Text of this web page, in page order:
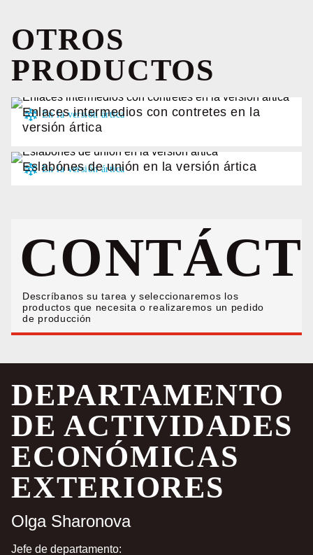
OTROS
PRODUCTOS
Enlaces intermedios con contretes en la
versión ártica
Eslabónes de unión en la versión ártica
Descríbanos su tarea y seleccionaremos los
productos que necesita o realizaremos un pedido
de producción
DEPARTAMENTO
DE ACTIVIDADES
ECONÓMICAS
EXTERIORES
Olga Sharonova
Jefe de departamento: